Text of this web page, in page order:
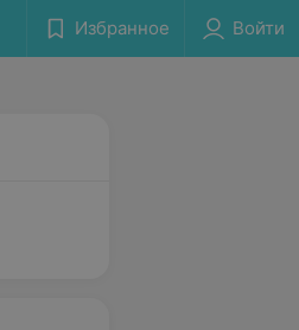
Избранное Войти